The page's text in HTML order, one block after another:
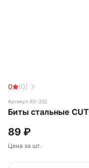
0 (0)
Артикул 83-332
Биты стальные
89 ₽
Цена за шт.